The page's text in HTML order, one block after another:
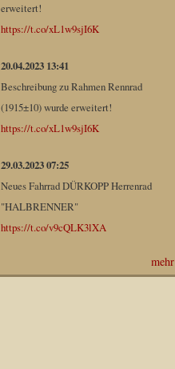
erweitert!
https://t.co/xL1w9sjI6K
20.04.2023 13:41
Beschreibung zu Rahmen Rennrad
(1915±10) wurde erweitert!
https://t.co/xL1w9sjI6K
29.03.2023 07:25
Neues Fahrrad DÜRKOPP Herrenrad
"HALBRENNER"
https://t.co/v9cQLK3lXA
mehr